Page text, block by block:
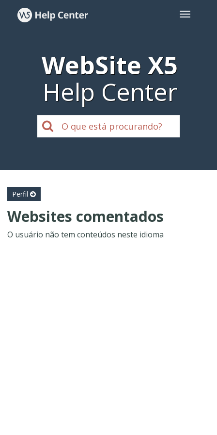
WebSite X5
Help Center
Perfil
Websites comentados
O usuário não tem conteúdos neste idioma